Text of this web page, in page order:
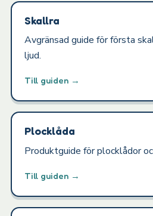
Skallra
Avgränsad guide för första
ljud.
Till guiden →
Plocklåda
Produktguide för plocklådor
Till guiden →